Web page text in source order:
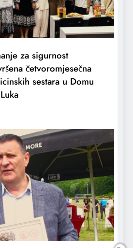
za sigurnost
četvoromjesečna
sestara u Domu